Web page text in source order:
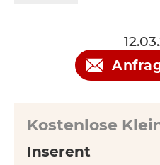
Kostenlose
Inserent